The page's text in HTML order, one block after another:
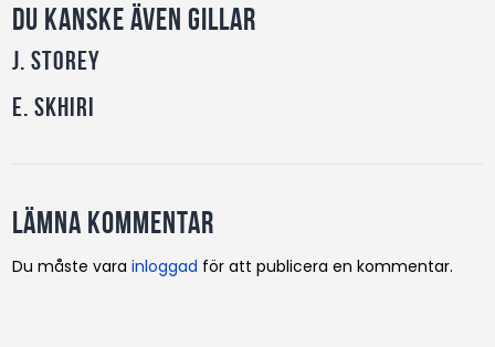
Du kanske även gillar
J. Storey
E. Skhiri
Lämna kommentar
Du måste varainloggad för att publicera en kommentar.